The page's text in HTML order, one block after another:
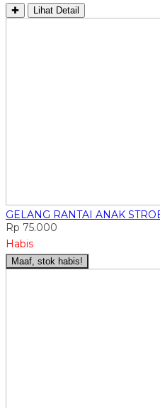
✚ Lihat Detail
GELANG RANTAI ANAK
Rp 75.000
Habis
Maaf, stok habis!